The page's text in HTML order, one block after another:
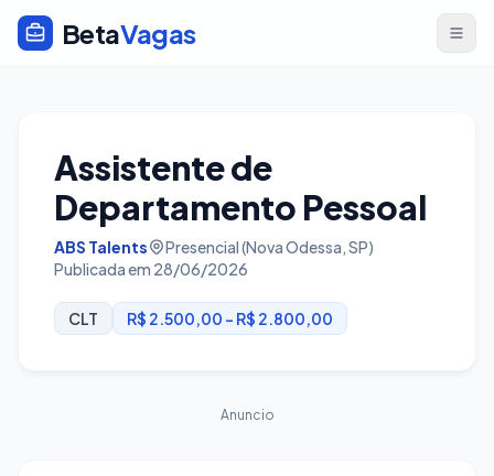
BetaVagas
Assistente de
Departamento Pessoal
ABS Talents
Presencial (Nova Odessa, SP)
Publicada em 28/06/2026
CLT R$ 2.500,00 - R$ 2.800,00
Anuncio